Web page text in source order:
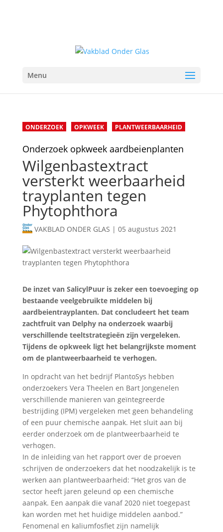
Menu
ONDERZOEK OPKWEEK PLANTWEERBAARHEID
Onderzoek opkweek aardbeienplanten
Wilgenbastextract
versterkt weerbaarheid
trayplanten tegen
Phytophthora
VAKBLAD ONDER GLAS | 05 augustus 2021
De inzet van SalicylPuur is zeker een toevoeging op
bestaande veelgebruikte middelen bij
aardbeientrayplanten. Dat concludeert het team
zachtfruit van Delphy na onderzoek waarbij
verschillende teeltstrategieën zijn vergeleken.
Tijdens de opkweek ligt het belangrijkste moment
om de plantweerbaarheid te verhogen.
In opdracht van het bedrijf PlantoSys hebben
onderzoekers Vera Theelen en Bart Jongenelen
verschillende manieren van geïntegreerde
bestrijding (IPM) vergeleken met geen behandeling
of een puur chemische aanpak. Het sluit aan bij
eerder onderzoek om de plantweerbaarheid te
verhogen.
In de inleiding van het rapport over de proeven
schrijven de onderzoekers dat het noodzakelijk is te
werken aan plantweerbaarheid: “Het gros van de
sector heeft jaren geleund op een chemische
aanpak. Een aanpak die vanaf 2020 niet toegepast
kan worden met het huidige middelen aanbod.”
Fenomenal en kaliumfosfiet zijn namelijk